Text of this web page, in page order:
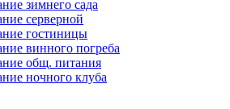
зимнего сада
серверной
гостиницы
винного погреба
общ. питания
ночного клуба